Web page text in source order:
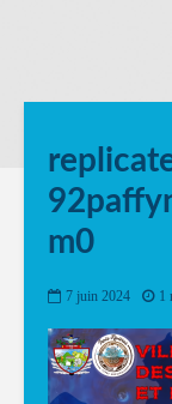
m0
7 juin 2024 1